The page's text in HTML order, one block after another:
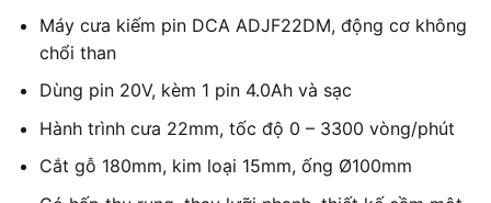
Máy cưa kiếm pin DCA ADJF22DM, động cơ không
chổi than
Dùng pin 20V, kèm 1 pin 4.0Ah và sạc
Hành trình cưa 22mm, tốc độ 0 – 3300 vòng/phút
Cắt gỗ 180mm, kim loại 15mm, ống Ø100mm